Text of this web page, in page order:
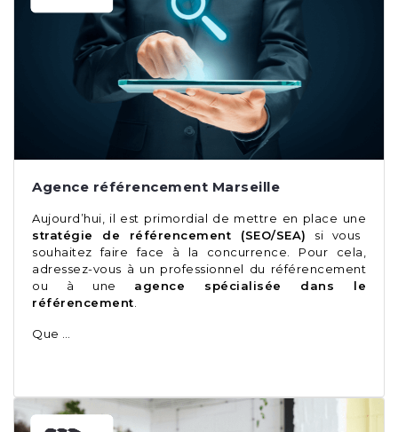
Agence référencement Marseille
Aujourd’hui, il est primordial de mettre en place une
stratégie de référencement (SEO/SEA) si vous
souhaitez faire face à la concurrence. Pour cela,
adressez-vous à un professionnel du référencement
ou à une agence spécialisée dans le
référencement
Que …